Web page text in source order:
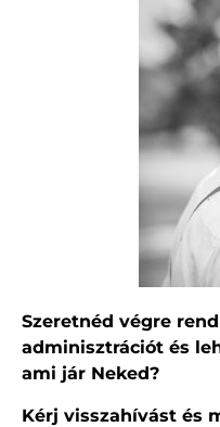
Szeretnéd végre
adminisztrációt és
ami jár Neked?
Kérj visszahívást és